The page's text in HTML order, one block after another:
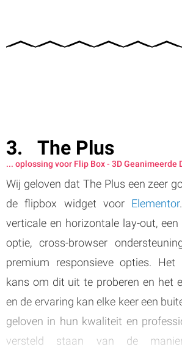
The Plus
... oplossing voor Flip Box - 3D Geanimeerde
Wij geloven dat The Plus een zeer
de flipbox widget voor Elementor
verticale en horizontale lay-out,
optie, cross-browser
premium responsieve opties. Het
kans om dit uit te proberen en het
en de ervaring kan elke keer een
geloven in hun kwaliteit en
versteld staan van de